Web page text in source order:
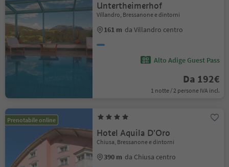
Untertheimerhof
Villandro, Bressanone e dintorni
161 m da Villandro centro
Alto Adige Guest Pass
Da 192€
1 notte / 2 persone IVA incl.
Prenotabile online
Hotel Aquila D'Oro
Chiusa, Bressanone e dintorni
390 m da Chiusa centro